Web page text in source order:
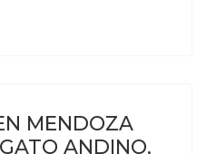
MENDOZA
ANDINO,